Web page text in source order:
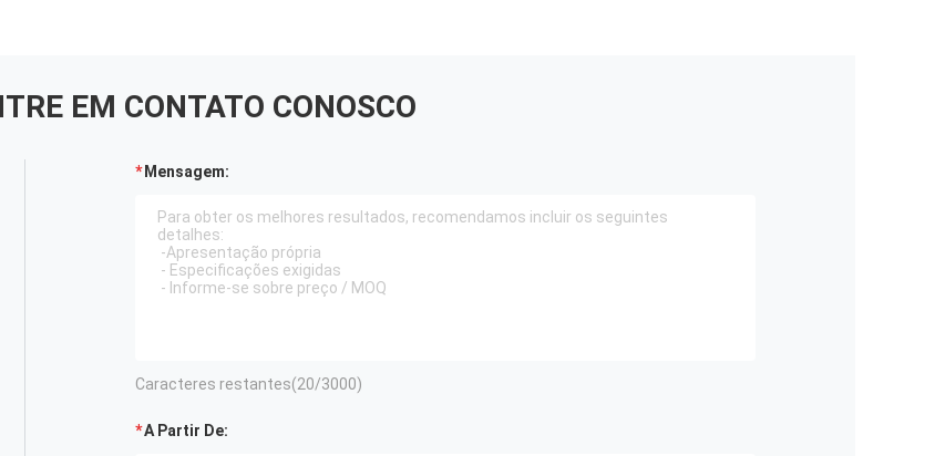
EM CONTATO CONOSCO
Mensagem:
Caracteres restantes(20/3000)
A Partir De: